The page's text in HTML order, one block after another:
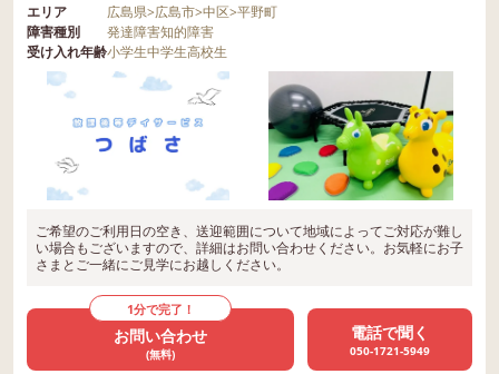
エリア 広島県>広島市>中区>平野町
障害種別
発達障害知的障害
受け入れ年齢小学生中学生高校生
ご希望のご利用日の空き、送迎範囲について地域によってご対応が難し
い場合もございますので、詳細はお問い合わせください。お気軽にお子
さまとご一緒にご見学にお越しください。
1分で完了！
お問い合わせ
(無料)
電話で聞く
050-1721-5949